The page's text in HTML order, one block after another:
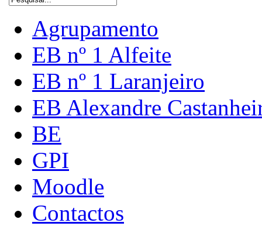
Agrupamento
EB nº 1 Alfeite
EB nº 1 Laranjeiro
EB Alexandre
BE
GPI
Moodle
Contactos